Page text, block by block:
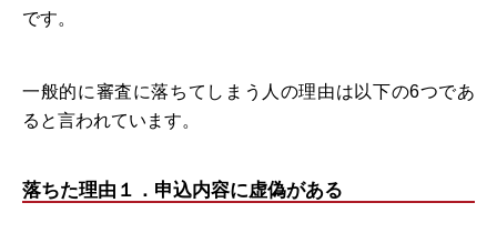
です。
一般的に審査に落ちてしまう人の理由は以下の6つであ
ると言われています。
落ちた理由１．申込内容に虚偽がある